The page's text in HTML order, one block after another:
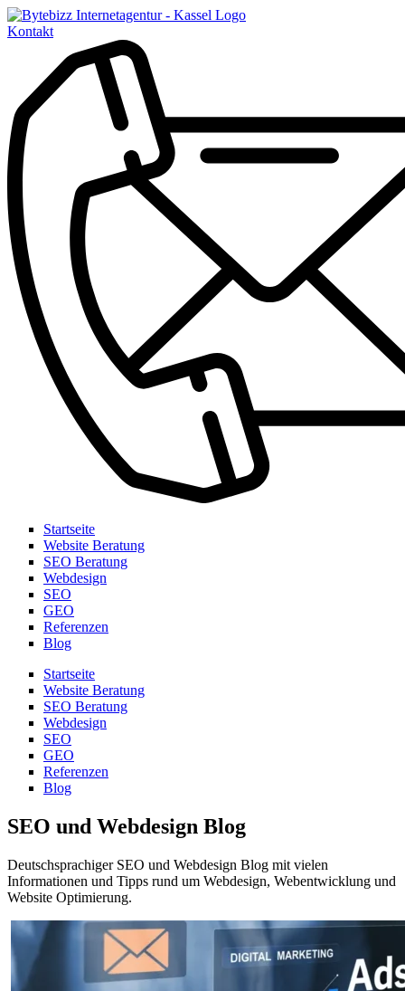
Kontakt
Startseite
Website Beratung
SEO Beratung
Webdesign
SEO
GEO
Referenzen
Blog
Startseite
Website Beratung
SEO Beratung
Webdesign
SEO
GEO
Referenzen
Blog
SEO und Webdesign Blog
Deutschsprachiger SEO und Webdesign Blog mit vielen
Informationen und Tipps rund um Webdesign, Webentwicklung und
Website Optimierung.